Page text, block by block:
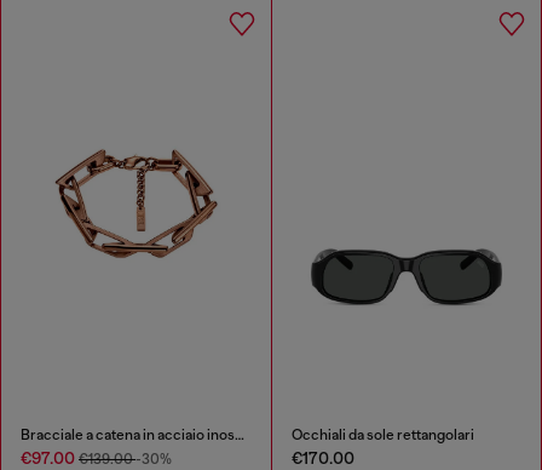
Bracciale a catena in acciaio inossidabile
€97.00 €139.00-30%
Occhiali da sole rettangolari
€170.00